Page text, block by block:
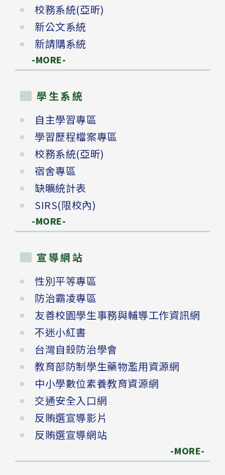
校務系統(亞昕)
新公文系統
新請購系統
-MORE-
學生系統
自主學習專區
學習歷程檔案專區
校務系統(亞昕)
宿舍專區
缺曠統計表
SIRS(限校內)
-MORE-
宣導網站
性別平等專區
防治霸凌專區
友善校園學生事務與輔導工作資訊網
不迷小紅書
台灣自殺防治學會
教育部防制學生藥物濫用資源網
中小學數位素養教育資源網
交通安全入口網
反賄選宣導影片
反賄選宣導網站
-MORE-